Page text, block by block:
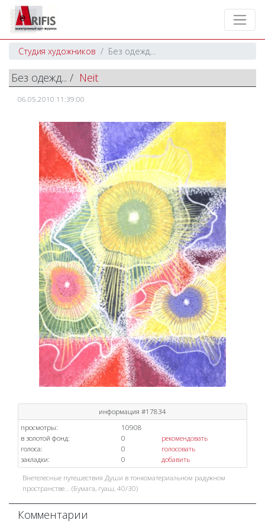
Студия художников Без одежд...
Без одежд... / Neit
06.05.2010 11:39:00
информация #17834
просмотры:
10908
в золотой фонд:
0
рекомендовать
голоса:
0
голосовать
закладки:
0 добавить
Внетелесные путешествия Души в тонкоматериальном радужном
пространстве... (Бумага, гуаш, 40/30)
Комментарии